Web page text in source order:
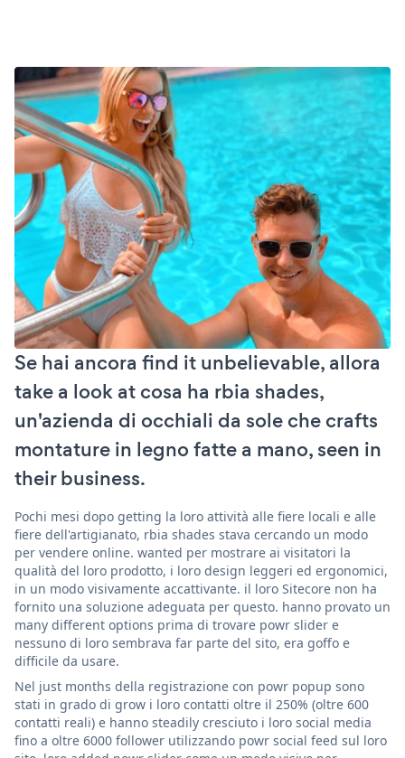
Se hai ancora find it unbelievable, allora
take a look at cosa ha rbia shades,
un'azienda di occhiali da sole che crafts
montature in legno fatte a mano, seen in
their business.
Pochi mesi dopo getting la loro attività alle fiere locali e alle
fiere dell'artigianato, rbia shades stava cercando un modo
per vendere online. wanted per mostrare ai visitatori la
qualità del loro prodotto, i loro design leggeri ed ergonomici,
in un modo visivamente accattivante. il loro Sitecore non ha
fornito una soluzione adeguata per questo. hanno provato un
many different options prima di trovare powr slider e
nessuno di loro sembrava far parte del sito, era goffo e
difficile da usare.
Nel just months della registrazione con powr popup sono
stati in grado di grow i loro contatti oltre il 250% (oltre 600
contatti reali) e hanno steadily cresciuto i loro social media
fino a oltre 6000 follower utilizzando powr social feed sul loro